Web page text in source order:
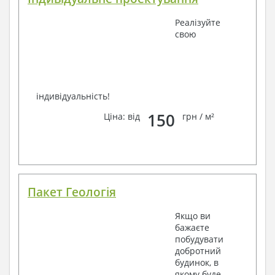
Реалізуйте
свою
індивідуальність!
Ціна: від
150 грн / м²
Пакет Геологія
Якщо ви
бажаєте
побудувати
добротний
будинок, в